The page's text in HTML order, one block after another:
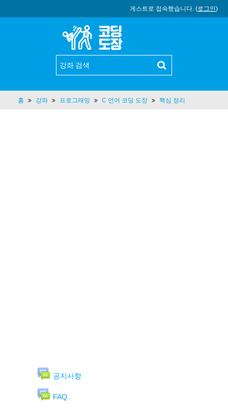
게스트로 접속했습니다. (로그인)
홈 강좌 프로그래밍 C 언어 코딩 도장 핵심 정리
공지사항
FAQ